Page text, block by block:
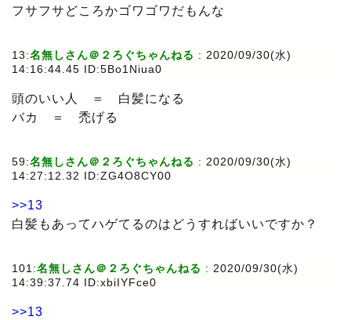
フサフサどころかゴワゴワだもんな
13:名無しさん＠２ろぐちゃんねる : 2020/09/30(水)
14:16:44.45 ID:5Bo1Niua0
頭のいい人 ＝ 白髪になる
バカ ＝ 禿げる
59:名無しさん＠２ろぐちゃんねる : 2020/09/30(水)
14:27:12.32 ID:ZG4O8CY00
>>13
白髪もあってハゲてるのはどうすればいいですか？
101:名無しさん＠２ろぐちゃんねる : 2020/09/30(水)
14:39:37.74 ID:xbiIYFce0
>>13